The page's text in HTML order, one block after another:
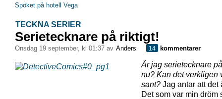
Spöket på hotell Vega
TECKNA SERIER
Serietecknare på riktigt!
onsdag 19 september, kl 01:37 av Anders 14 kommentarer
Är jag serietecknare
nu? Kan det verkligen
sant? Jag antar att det
Det som var min dröm